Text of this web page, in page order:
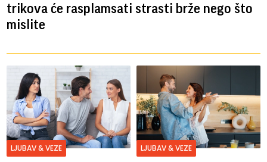
trikova će rasplamsati strasti brže nego što
mislite
LJUBAV & VEZE LJUBAV & VEZE